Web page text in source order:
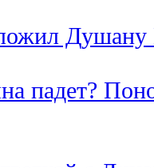
Душану
падет?